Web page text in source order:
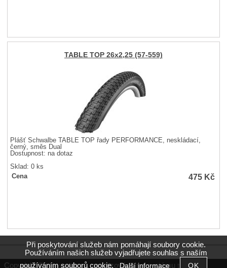
TABLE TOP 26x2,25 (57-559)
Plášť Schwalbe TABLE TOP řady PERFORMANCE, neskládací,
černý, směs Dual
Dostupnost: na dotaz
Sklad: 0 ks
Cena
475 Kč
Copyright ©cyklocyklo.cz,provozováno na systému tvorba
Při poskytování služeb nám pomáhají soubory cookie.
Používáním našich služeb vyjadřujete souhlas s naším
používáním souborů cookie.Další informace